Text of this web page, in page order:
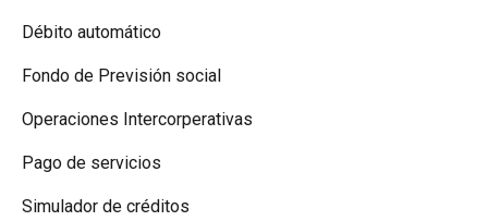
Débito automático
Fondo de Previsión social
Operaciones Intercorperativas
Pago de servicios
Simulador de créditos